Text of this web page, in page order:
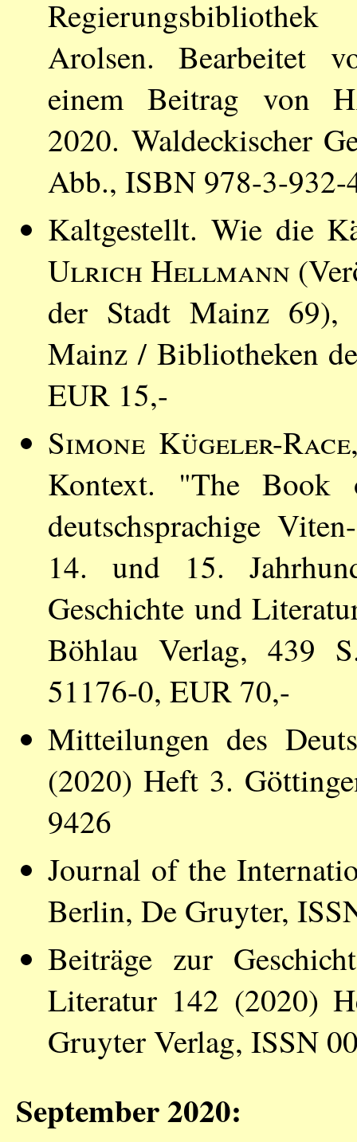
Arolsen. Bearbeitet
einem Beitrag von
2020. Waldeckischer
Abb., ISBN 978-3-
Kaltgestellt. Wie die
Ulrich Hellmann
der Stadt Mainz 69),
Mainz / Bibliotheken
EUR 15,-
Simone Kügeler-Race
Kontext. "The Book
deutschsprachige
14. und 15.
Geschichte und
Böhlau Verlag, 439
51176-0, EUR 70,-
Mitteilungen des
(2020) Heft 3.
9426
Journal of the
Berlin, De Gruyter,
Beiträge zur
Literatur 142 (2020)
Gruyter Verlag, ISSN
September 2020: